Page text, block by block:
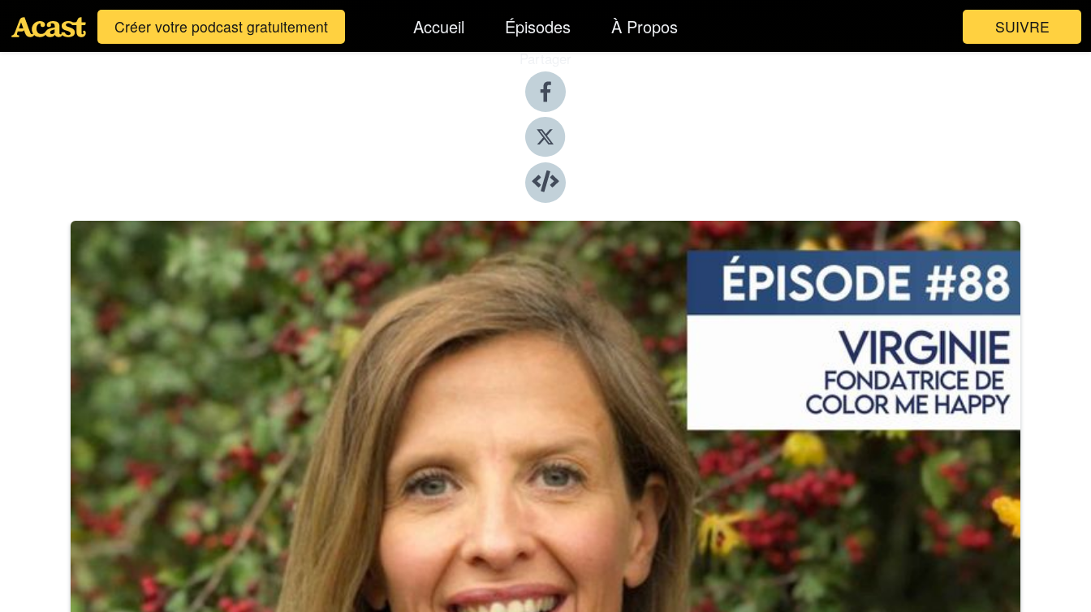
Créer votre podcast gratuitement Accueil Épisodes À Propos SUIVRE
Partager